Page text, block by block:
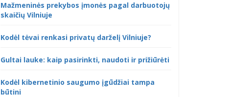
Mažmeninės prekybos įmonės pagal darbuotojų
skaičių Vilniuje
Kodėl tėvai renkasi privatų darželį Vilniuje?
Gultai lauke: kaip pasirinkti, naudoti ir prižiūrėti
Kodėl kibernetinio saugumo įgūdžiai tampa
būtini